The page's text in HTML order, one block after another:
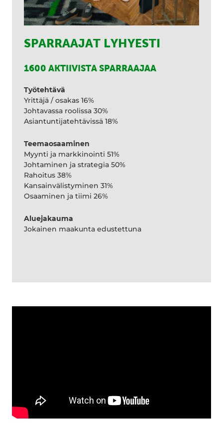
SPARRAAJAT LYHYESTI
1600 AKTIIVISTA SPARRAAJAA
Työtehtävä
Yrittäjä / osakas 16%
Johtavassa roolissa 30%
Asiantuntijatehtävissä 18%
Teemaosaaminen
Myynti ja markkinointi 51%
Johtaminen ja strategia 50%
Rahoitus 38%
Kansainvälistyminen 31%
Osaaminen ja tiimi 26%
Aluejakauma
Jokainen maakunta edustettuna